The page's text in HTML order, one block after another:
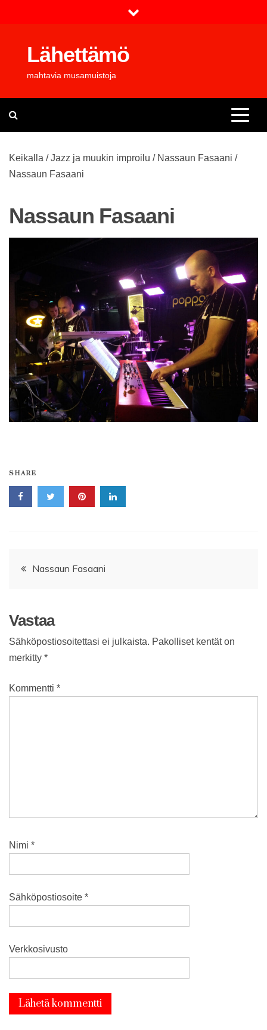
Lähettämö
mahtavia musamuistoja
Keikalla /Jazz ja muukin improilu / Nassaun Fasaani /
Nassaun Fasaani
Nassaun Fasaani
SHARE
Artikkelien
Nassaun Fasaani
Vastaa
Sähköpostiosoitettasi ei julkaista. Pakolliset kentät on
merkitty *
Kommentti *
Nimi *
Sähköpostiosoite *
Verkkosivusto